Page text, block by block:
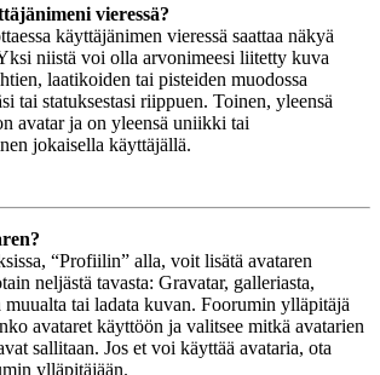
vieressä?
käyttäjänimen vieressä saattaa näkyä
niistä voi olla arvonimeesi liitetty kuva
laatikoiden tai pisteiden muodossa
tai statuksestasi riippuen. Toinen, yleensä
avatar ja on yleensä uniikki tai
jokaisella käyttäjällä.
“Profiilin” alla, voit lisätä avataren
neljästä tavasta: Gravatar, galleriasta,
muualta tai ladata kuvan. Foorumin ylläpitäjä
avataret käyttöön ja valitsee mitkä avatarien
sallitaan. Jos et voi käyttää avataria, ota
ylläpitäjään.